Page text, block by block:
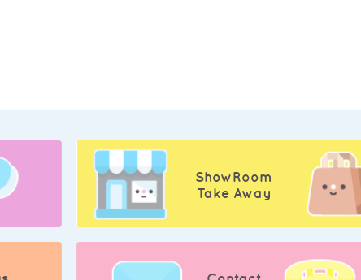
ShowRoom
Take Away